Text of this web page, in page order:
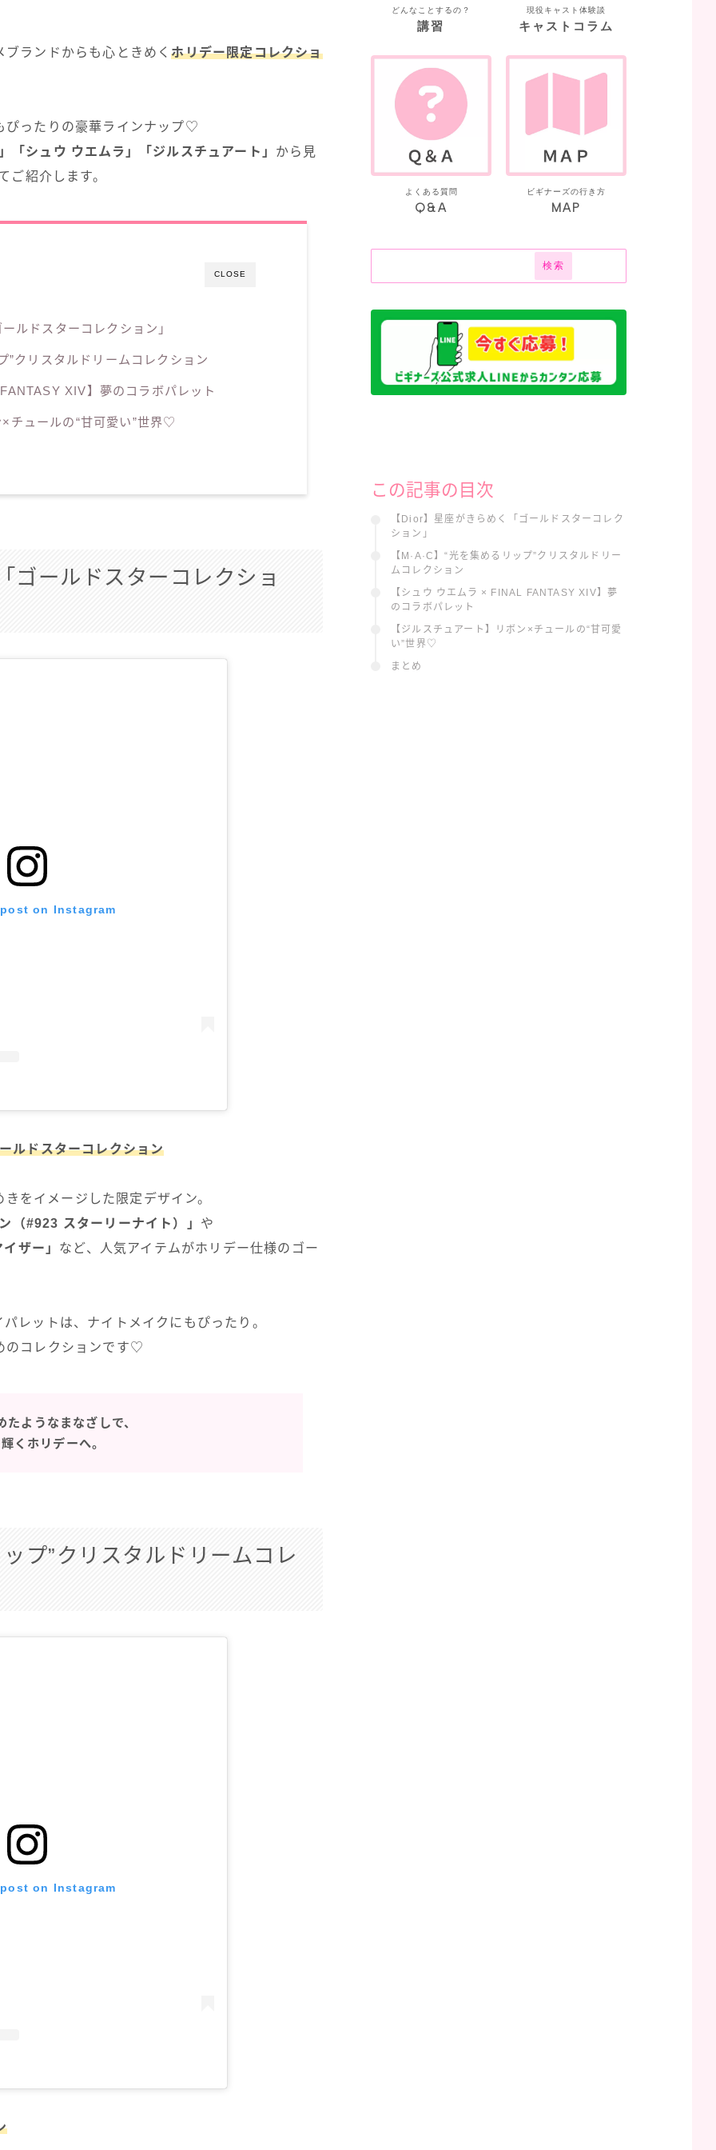
ブランドからも心ときめくホリデー限定コレクショ
ぴったりの豪華ラインナップ♡
「シュウ ウエムラ」「ジルスチュアート」 から見
ご紹介します。
CLOSE
ルドスターコレクション」
”クリスタルドリームコレクション
XIV】夢のコラボパレット
×チュールの“甘可愛い”世界♡
ゴールドスターコレクショ
on Instagram
ルドスターコレクション
をイメージした限定デザイン。
（#923 スターリーナイト）」 や
ザー」 など、人気アイテムがホリデー仕様のゴー
レットは、ナイトメイクにもぴったり。
のコレクションです♡
たようなまなざしで、
くホリデーへ。
ップ”クリスタルドリームコレ
on Instagram
どんなことするの？
講習
現役キャスト体験談
キャストコラム
よくある質問
Q&A
ビギナーズの行き方
MAP
検索
この記事の目次
【Dior】星座がきらめく「ゴールドスターコレク
ション」
【M·A·C】“光を集めるリップ”クリスタルドリー
ムコレクション
【シュウ ウエムラ × FINAL FANTASY XIV】夢
のコラボパレット
【ジルスチュアート】リボン×チュールの“甘可愛
い”世界♡
まとめ